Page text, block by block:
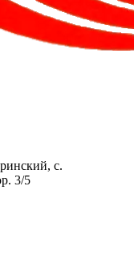
с.
3/5